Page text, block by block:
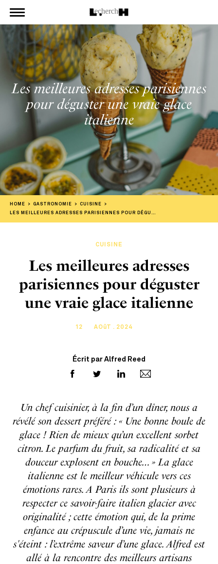
Les meilleures adresses parisiennes
pour déguster une vraie glace
italienne
HOME GASTRONOMIE
CUISINE
LES MEILLEURES ADRESSES PARISIENNES POUR DÉGUSTER UNE VRAIE GLACE ITALIENNE
CUISINE
Les meilleures adresses
parisiennes pour déguster
une vraie glace italienne
12 AOûT . 2024
Écrit par Alfred Reed
Un chef cuisinier, à la fin d’un dîner, nous a
révélé son dessert préféré : « Une bonne boule de
glace ! Rien de mieux qu’un excellent sorbet
citron. Le parfum du fruit, sa radicalité et sa
douceur explosent en bouche… » La glace
italienne est le meilleur véhicule vers ces
émotions rares. A Paris ils sont plusieurs à
respecter ce savoir-faire italien glacier avec
originalité ; cette émotion qui, de la prime
enfance au crépuscule d’une vie, jamais ne
s'éteint : l’extrême saveur d’une glace. Alfred est
allé à la rencontre des meilleurs artisans